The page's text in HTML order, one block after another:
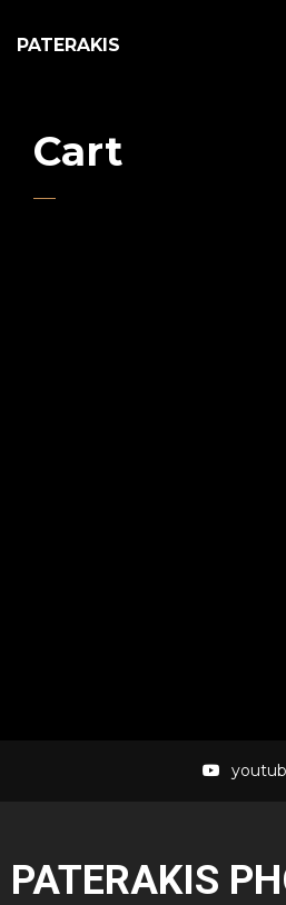
PATERAKIS
Cart
PATERAKIS